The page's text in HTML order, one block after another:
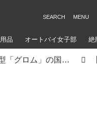
用品 オートバイ女子部 絶
ホンダ新型「グロム」の国内市販予定車の姿が明らかに！ 28枚の写真でチェック【2021速報】